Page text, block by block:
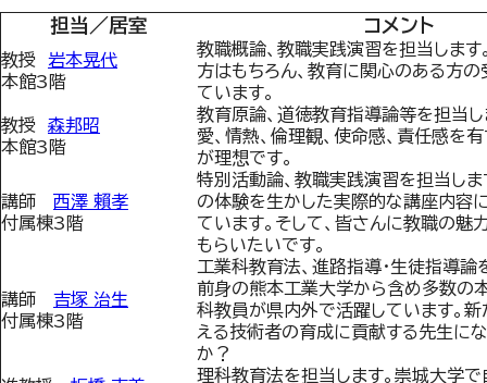
担当／居室 コメント
教授 岩本晃代
本館3階
教職概論、教職実践演習を担当します
方はもちろん、教育に関心のある方の
ています。
教授 森邦昭
本館3階
教育原論、道徳教育指導論等を担当し
愛、情熱、倫理観、使命感、責任感を
が理想です。
講師 西澤 賴孝
付属棟3階
特別活動論、教職実践演習を担当しま
の体験を生かした実際的な講座内容
ています。そして、皆さんに教職の魅
もらいたいです。
講師 吉塚 治生
付属棟3階
工業科教育法、進路指導・生徒指導論
前身の熊本工業大学から含め多数の
科教員が県内外で活躍しています。
える技術者の育成に貢献する先生に
か？
理科教育法を担当します。崇城大学